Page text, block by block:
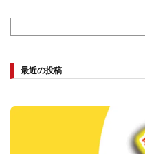
最近の投稿